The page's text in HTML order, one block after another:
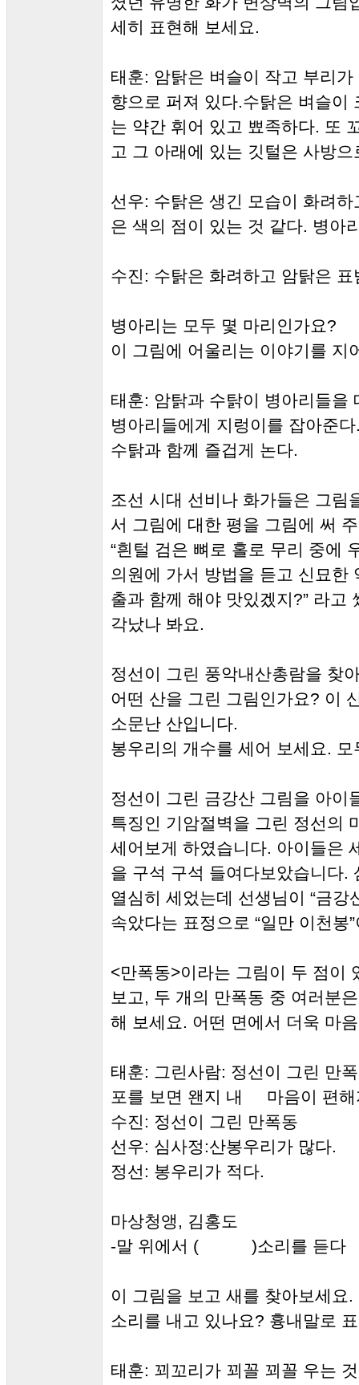
세히 표현해 보세요.
태훈: 암탉은 벼슬이 작고 부리
향으로 퍼져 있다.수탉은 벼슬이
는 약간 휘어 있고 뾰족하다. 또
고 그 아래에 있는 깃털은 사방
선우: 수탉은 생긴 모습이 화려
은 색의 점이 있는 것 같다. 병아
수진: 수탉은 화려하고 암탉은 표
병아리는 모두 몇 마리인가요?
이 그림에 어울리는 이야기를 지
태훈: 암탉과 수탉이 병아리들을
병아리들에게 지렁이를 잡아준
수탉과 함께 즐겁게 논다.
조선 시대 선비나 화가들은 그림
서 그림에 대한 평을 그림에 써
“흰털 검은 뼈로 홀로 무리 중에
의원에 가서 방법을 듣고 신묘한
출과 함께 해야 맛있겠지?” 라고
각났나 봐요.
정선이 그린 풍악내산총람을 찾
어떤 산을 그린 그림인가요? 이
소문난 산입니다.
봉우리의 개수를 세어 보세요.
정선이 그린 금강산 그림을 아이
특징인 기암절벽을 그린 정선의
세어보게 하였습니다. 아이들은
을 구석 구석 들여다보았습니다.
열심히 세었는데 선생님이 “금
속았다는 표정으로 “일만 이천봉
<만폭동>이라는 그림이 두 점이
보고, 두 개의 만폭동 중 여러분
해 보세요. 어떤 면에서 더욱 마
태훈: 그린사람: 정선이 그린 만
포를 보면 왠지 내 마음이 편해
수진: 정선이 그린 만폭동
선우: 심사정:산봉우리가 많다.
정선: 봉우리가 적다.
마상청앵, 김홍도
-말 위에서 ( )소리를 듣다
이 그림을 보고 새를 찾아보세요
소리를 내고 있나요? 흉내말로
태훈: 꾀꼬리가 꾀꼴 꾀꼴 우는